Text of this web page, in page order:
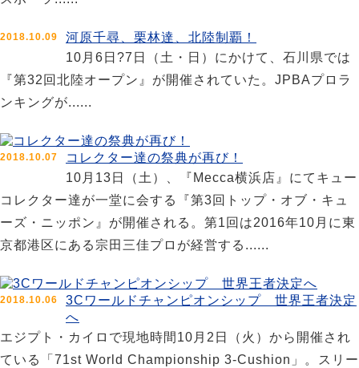
2018.10.09
河原千尋、栗林達、北陸制覇！
10月6日?7日（土・日）にかけて、石川県では
『第32回北陸オープン』が開催されていた。JPBAプロラ
ンキングが......
2018.10.07
コレクター達の祭典が再び！
10月13日（土）、『Mecca横浜店』にてキュー
コレクター達が一堂に会する『第3回トップ・オブ・キュ
ーズ・ニッポン』が開催される。第1回は2016年10月に東
京都港区にある宗田三佳プロが経営する......
2018.10.06
3Cワールドチャンピオンシップ 世界王者決定
へ
エジプト・カイロで現地時間10月2日（火）から開催され
ている「71st World Championship 3-Cushion」。スリー